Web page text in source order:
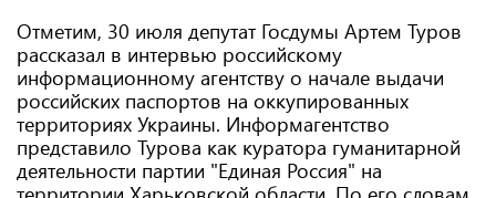
Отметим, 30 июля депутат Госдумы Артем Туров
рассказал в интервью российскому
информационному агентству о начале выдачи
российских паспортов на оккупированных
территориях Украины. Информагентство
представило Турова как куратора гуманитарной
деятельности партии "Единая Россия" на